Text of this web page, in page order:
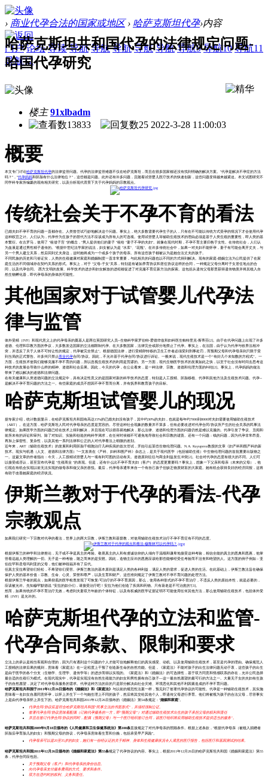
› 商业代孕合法的国家或地区 › 哈萨克斯坦代孕›内容
门户 论坛 导读 导航 导航 导航 导航 导航 导航9 导航10 导航11
导航12
哈萨克斯坦共和国代孕的法律规定问题-
哈国代孕研究
楼主 91xlbadm
13833
25 2022-3-28 11:00:03
概要
本文专门讨论哈萨克斯坦代孕的法律监管问题。代孕的法律监管难题不仅在哈萨克斯坦，而且在很多国家都还没有找到明确的解决方案。"代孕是解决不孕症的方法
吗？"，"代孕妈妈和胚胎有什么法律地位？"，这些都是问题。此外还有许多问题，且随着试管婴儿医疗技术的快速创新，这些问题变得越来越紧迫。本文试图研究不
同学科专家所编纂的现有相关研究，以及分析现代背景下关于代孕妈妈的宗教观点。
传统社会关于不孕不育的看法
已婚夫妇不孕不育的问题一直都存在。人类曾尝试巧妙地解决这个问题。事实上，绝大多数需要代孕生子的人，只有在不可能以传统方式受孕的情况下才会使用代孕
这种权宜之计。人们认为，代孕作为生孩子的替代方法不应该成为所有人的可选项。使用试管婴儿等辅助生殖技术的理由必须是基于人类生殖的重要性，即人类的基
本繁衍。在古罗马，使用了 "租借子宫 "的概念，"男人提供他们的妻子 "租给 "妻子不孕的夫妇"。就像在现代时期，不孕不育主要归咎于女性。在传统社会，人们认
为血液是通过男性精子遗传的。"根据中世纪法学家的说法，妇女被认为是 "水库"、"花瓶"。在许多传统社会中，如果一对夫妇不能怀孕，妻子有可能会离开丈夫，与
另一个男人建立关系，然后回到丈夫身边，这时她将成为一个或多个孩子的母亲。所有这些孩子都被认为是她合法丈夫的孩子。
不同民族的历史和习俗证实，人类的生殖健康对家庭和婚姻制度一直非常重要，与此相关的问题也以不同的方式得到解决。现有的家庭-婚姻立法为公民提供了在家
庭生活的不同领域存在契约关系的形式。事实上，对于 "父母-子女"关系，特别是有诸如养育协议和居住协议这样的合同，一种规定父母分离时子女居住地点的合
同，以及代孕合同。 西方文明的发展、科学技术的进步和妇女解放的进程都促进了对克服不育症新方法的探索。这包括从遗传父母那里获得遗传物质并将其植入自
然生物孵化器，即代孕母亲的身体的可能性。
其他国家对于试管婴儿代孕法
律与监管
体外受精（IVF）和现代意义上的代孕母亲的奠基人是两位英国研究人员--生物科学家罗伯特-爱德华兹和妇科医生帕特里克-斯蒂芬[2]。由于在代孕问题上出现了许多
道德、伦理和宗教方面的争议，大多数发达国家的立法都限制代孕。在大多数国家，法律完全或部分地禁止了代孕。事实上，在法国，由于认为代孕与收养法相冲
突，并违反了关于人体不可转让性的规定，代孕被完全禁止"。根据德国法律，进行受精卵转移的卫生工作者必须受到刑事处罚，而预期父母和代孕母亲则只限于受
到当局的正式警告。许多州只禁止商业代孕合同/协议。因此，不允许基于代孕合同/协议进行诉讼。一般来说，现代生殖技术是一个“有好几个未知数的方程式”。一
方面，生殖技术使我们能够克服不孕不育的问题，所以忽视生殖技术的利用是荒谬的。另一方面，现代生物医学技术的发展如此之快，以至于社会没有时间去思考这
种技术的发展会导致什么样的精神、道德和社会后果。因此，今天的代孕，在公众看来，是一种法律、宗教、道德和伦理方面的纠结[2]。事实上，代孕妈妈的做法
带来了难以解决的道德和法律问题。
在有关健康和人类道德问题的立法规定中，具有决定性意义的是国家对新的科学技术的态度，特别是人工授精、胚胎移植、代孕和其他方法及生殖技术问题。代孕--
是解决不孕不育问题的方法之一。有些家庭的成员不想因不孕不育而分离，并有抚养和教育孩子的目标。
哈萨克斯坦试管婴儿的现况
据专家介绍，统计数据显示，在哈萨克斯坦共和国有高达15%的已婚夫妇没有孩子，其中约30%的夫妇，也就是每年约7000到8000对夫妇需要使用辅助生殖技术
（ART）。在这方面，哈萨克斯坦人民对代孕母亲的态度是宽容的。尽管这种社会现象的数量并不算多，但有必要改进对代孕合同/协议所产生的社会关系的民事法
律规定。如果医学方面的问题已经在技术上得到解决，并且现在可以很容易地解决，那么法律、道德和伦理方面的问题仍然是难以克服的。代孕引发了争议、丑闻和
前所未有的诉讼和审判。除了对知识、实验和创造的纯科学渴求，在任何时候都不可避免地导致社会和宗教的谴责。还有一个问题：钱的问题，因为代孕非常昂贵。
再加上保密性、复杂性，以及其他一系列法律和公正的人对代孕看法上细微的差别。
近年来，ART（辅助生殖技术）的发展和利用胚胎干细胞治疗几种疾病的首次尝试，开始引起某些生物伦理问题。N.A. Kayupova教授的文章《妇产科和围产科的新
技术。现实与机遇（人文、道德和法律方面）"一文发表在《产科、妇科和围产科》杂志上，是关于现代医学（包括辅助生殖）中生物伦理问题的首批重要出版物之
一。这篇文章的作者指出：今天，人工授精试管婴儿与一项有利可图的活动有关。道德原则往往与商业利益发生冲突[2]。社会对代孕的态度有很大的不同。人们可
以接受或否认，甚至宣布代孕是 "生殖商业 "的表现。但是，还有什么比不孕不育夫妇（客户）的态度更重要吗？事实上，想象一下父亲和母亲（未来的父母），他
们现在有机会实现以前无法实现的做母亲和做父亲的喜悦。最后，代孕母亲通常来自一个有自己孩子但缺乏物质财富的大家庭。她有机会获得良好的经济回报，这将
有助于改善她家庭的经济状况。
伊斯兰教对于代孕的看法-代孕
宗教观点
如果我们研究一下宗教对代孕的看法，世界上的两大宗教，伊斯兰教和基督教，对使用辅助生殖技术治疗不孕不育症有不同的态度。
根据伊斯兰的神学和法律推论，无子或不孕是真主的考验。敬畏真主的人和有虔诚信仰的人倾向于温顺和谦卑地接受这种考验，相信全能的真主的恩典和恩惠，他掌
管着远超人类理解的一切。无子是一种考验，随之而来的是安慰。因此，造物主应许的恩惠应该给那些能够经受住考验而不沮丧和绝望的人。这方面的例子例如：亚
伯拉罕和圣母玛利亚的父母，他们被神祝福并有了后代。
但真主安拉希望你们轻松，不希望你们受苦。伊斯兰教法的基本原则是满足人类的各种利益，满足人类的需求，促进人类的生活。在此基础上，伊斯兰教法旨在确保
保护人类的基本价值：宗教、生命、心灵、荣誉和尊严，以及生育和财产。这些准则规定了伊斯兰教对不孕不育问题的处理方法。
根据伊斯兰学者的观点，如果彻底的医学检查发现了可恢复/可治疗的不孕不育原因，那么，使用各种形式的不孕不育治疗，不违反人类的原始本性，就是必要的，
应该被允许。先知穆罕默德说 "安拉的奴仆们，请接受治疗吧！安拉为他们创造了疾病和药物。只有衰老是不可治愈的"[3]。
然而，如果传统的不孕不育治疗无效，考虑到夫妻双方年龄的个体特征，以及有权威的医学证据证明不可能使用任何其他方法，那么使用辅助生殖技术，包括体外受
精（IVF）是允许的。
哈萨克斯坦代孕的立法和监管-
代孕合同条款、限制和要求
立法上的承认是相当客观和合理的，因为只有遇到这个问题的个人才能可信地解释他们的真实感受、动机、以及使用辅助生殖技术，甚至是代孕的理由。确保规范人
工授精的法律后果的规则，意味着《家庭法》在一定程度上干预了创造新生命的自然功能。但是，《家庭法》不能对孩子的出生法律问题无动于衷，这些孩子的出生
是由于医学的各个分支（生物学、生理学、遗传学等）的进步而得以实现的。《家庭法》和《婚姻法》的可选择性，基于双方同意和情感联系的存在，允许公民选择
最合适的生殖行为模式。在现代现实中，代孕是实现没有自然生殖能力的妇女和男性拥有自己孩子---这一最自然愿望的最可行的方法之一。大量无子女的夫妇有生孩
子的自然愿望，决定了对代孕母亲服务的需求。代孕这种方法的目的只是部分解决由社会灾难、环境恶化和其他不利因素造成的不孕不育问题。
哈萨克斯坦共和国于2011年12月26日颁布的《婚姻法》和《家庭法》 与以前的规范性法案一样，预见到了签署代孕协议的可能性。代孕是一种辅助生殖技术，其实施
意味着一名妇女自愿同意怀孕，以怀上并生下一个与她生理上不同的孩子，然后将其交给其他个人，即遗传父母进行养育。他们将被视为孩子的合法父母，尽管事实
上是由代孕母亲怀上并生下的。哈萨克斯坦共和国2011年12月26日颁布的《婚姻法》第54条规定："婚姻和家庭"。
代孕合同/协议应是符合哈萨克斯坦共和国“民事立法的书面形式”，并须经强制公证。
签署代孕合同/协议意味着配偶（订购代孕服务的一方，即“预期父母”）对通过辅助生殖技术出生的孩子承担父母的权利和责任
并且在签订代孕合同/协议的同时，配偶（预期父母）与一个医疗组织签订合同，该医疗组织将应用辅助生殖技术提供适当的服务"。
哈萨克斯坦共和国2009年9月18日颁布的《人民健康和卫生保健系统法》第100条直接规定了对代孕母亲的照顾条件。根据上述条款，"根据代孕母亲（被植入捐赠者
胚胎后孕育胎儿的妇女）和预期父母的协议，代孕母亲意味着生育和分娩，包括承受早产风险"。
代孕母亲可以是20至35岁的妇女，她们有一份经认证的关于精神、身体和生殖健康状况令人满意的医疗报告，包括医疗和基因测试的结果。
哈萨克斯坦共和国2011年12月26日颁布的《婚姻和家庭法》第55条规定了代孕协议的内容。事实上，根据2011年12月26日的哈萨克斯坦共和国《婚姻和家庭法》第55
条，代孕合同应包括。
关于预期父母（客户）和代孕母亲的身份信息。
向代孕母亲支付服务费用的方式、要求和条件。
双方在违约时的权利、义务和责任。